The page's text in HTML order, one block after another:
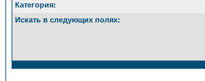
Категория:
Искать в следующих полях: